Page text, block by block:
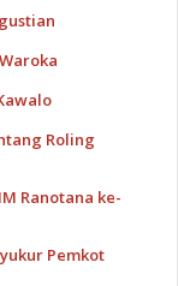
Roling
Ranotana ke-
Pemkot